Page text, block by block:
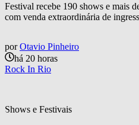
Festival recebe 190 shows e mais
com venda extraordinária de
por Otavio Pinheiro
há 20 horas
Rock In Rio
Shows e Festivais